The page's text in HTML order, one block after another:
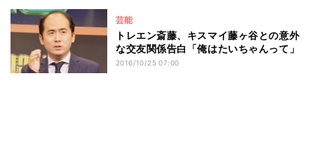
芸能
トレエン斎藤、キスマイ藤ヶ谷との意外
な交友関係告白「俺はたいちゃんって」
2016/10/25 07:00